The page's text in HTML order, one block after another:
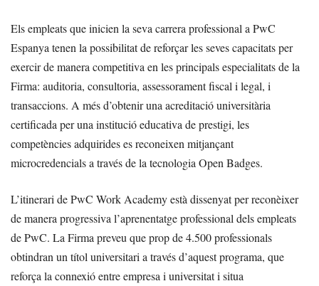
Els empleats que inicien la seva carrera professional a PwC
Espanya tenen la possibilitat de reforçar les seves capacitats per
exercir de manera competitiva en les principals especialitats de la
Firma: auditoria, consultoria, assessorament fiscal i legal, i
transaccions. A més d’obtenir una acreditació universitària
certificada per una institució educativa de prestigi, les
competències adquirides es reconeixen mitjançant
microcredencials a través de la tecnologia Open Badges.
L’itinerari de PwC Work Academy està dissenyat per reconèixer
de manera progressiva l’aprenentatge professional dels empleats
de PwC. La Firma preveu que prop de 4.500 professionals
obtindran un títol universitari a través d’aquest programa, que
reforça la connexió entre empresa i universitat i situa